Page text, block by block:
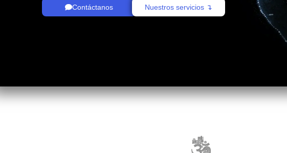
Contáctanos Nuestros servicios ↴